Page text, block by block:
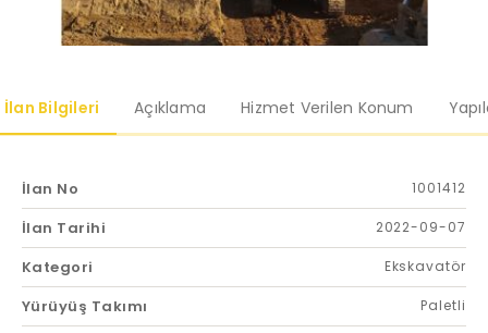
İlan Bilgileri Açıklama Hizmet Verilen Konum
İlan No 1001412
İlan Tarihi 2022-09-07
Kategori Ekskavatör
Yürüyüş Takımı Paletli